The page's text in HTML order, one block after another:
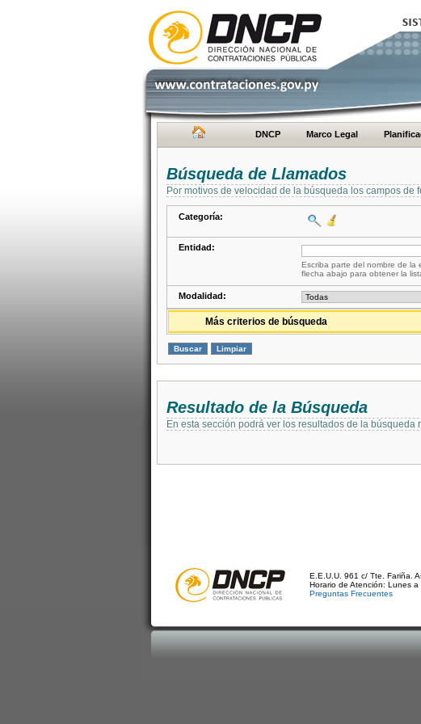
DNCP Marco Legal
Búsqueda de Llamados
Por motivos de velocidad de la búsqueda los campos de
Categoría:
Entidad:
Escriba parte del nombre de la
flecha abajo para obtener la
Modalidad:
Más criterios de búsqueda
Resultado de la Búsqueda
En esta sección podrá ver los resultados de la búsqueda
E.E.U.U. 961 c/ Tte. Fariña.
Horario de Atención: Lunes
Preguntas Frecuentes